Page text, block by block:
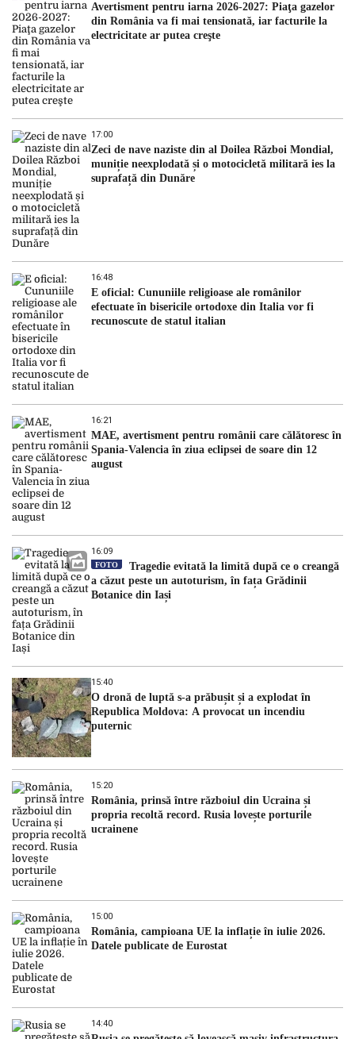
Avertisment pentru iarna 2026-2027: Piaţa gazelor
din România va fi mai tensionată, iar facturile la
electricitate ar putea creşte
17:00
Zeci de nave naziste din al Doilea Război Mondial,
muniție neexplodată și o motocicletă militară ies la
suprafață din Dunăre
16:48
E oficial: Cununiile religioase ale românilor
efectuate în bisericile ortodoxe din Italia vor fi
recunoscute de statul italian
16:21
MAE, avertisment pentru românii care călătoresc în
Spania-Valencia în ziua eclipsei de soare din 12
august
16:09
FOTO
Tragedie evitată la limită după ce o creangă
a căzut peste un autoturism, în fața Grădinii
Botanice din Iași
15:40
O dronă de luptă s-a prăbușit și a explodat în
Republica Moldova: A provocat un incendiu
puternic
15:20
România, prinsă între războiul din Ucraina și
propria recoltă record. Rusia lovește porturile
ucrainene
15:00
România, campioana UE la inflație în iulie 2026.
Datele publicate de Eurostat
14:40